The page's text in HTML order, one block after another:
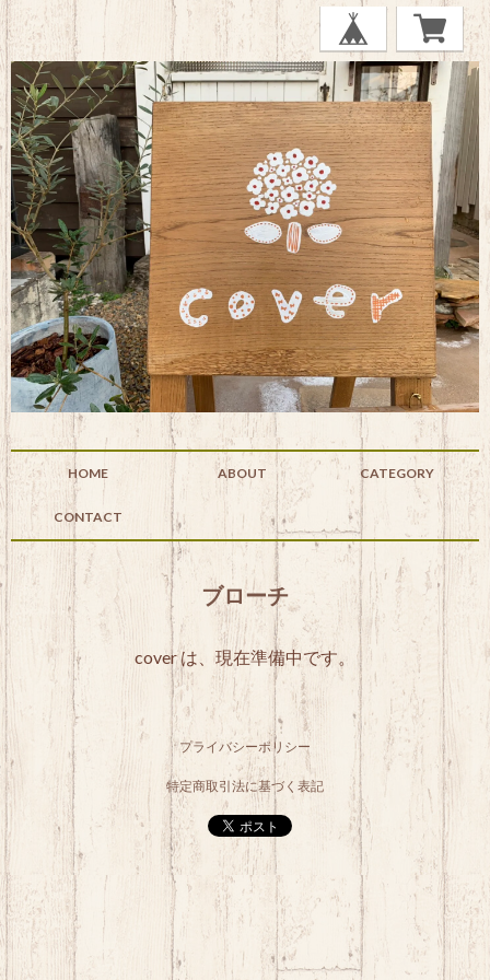
HOME ABOUT CATEGORY
CONTACT
ブローチ
cover は、現在準備中です。
プライバシーポリシー
特定商取引法に基づく表記